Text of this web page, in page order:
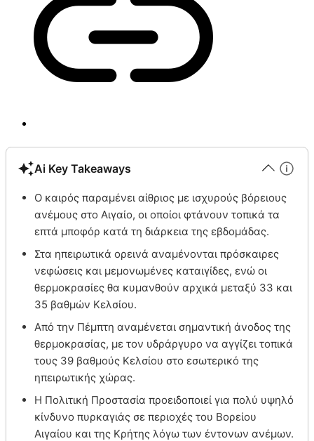
Ai Key Takeaways
Ο καιρός παραμένει αίθριος με ισχυρούς βόρειους
ανέμους στο Αιγαίο, οι οποίοι φτάνουν τοπικά τα
επτά μποφόρ κατά τη διάρκεια της εβδομάδας.
Στα ηπειρωτικά ορεινά αναμένονται πρόσκαιρες
νεφώσεις και μεμονωμένες καταιγίδες, ενώ οι
θερμοκρασίες θα κυμανθούν αρχικά μεταξύ 33 και
35 βαθμών Κελσίου.
Από την Πέμπτη αναμένεται σημαντική άνοδος της
θερμοκρασίας, με τον υδράργυρο να αγγίζει τοπικά
τους 39 βαθμούς Κελσίου στο εσωτερικό της
ηπειρωτικής χώρας.
Η Πολιτική Προστασία προειδοποιεί για πολύ υψηλό
κίνδυνο πυρκαγιάς σε περιοχές του Βορείου
Αιγαίου και της Κρήτης λόγω των έντονων ανέμων.